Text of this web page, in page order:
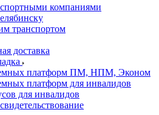
компаниями
транспортом
доставка
платформ ПМ, НПМ, Эконом
платформ для инвалидов
для инвалидов